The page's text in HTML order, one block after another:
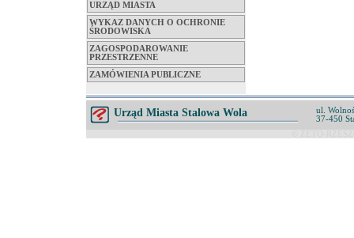
URZĄD MIASTA
WYKAZ DANYCH O OCHRONIE
ŚRODOWISKA
ZAGOSPODAROWANIE
PRZESTRZENNE
ZAMÓWIENIA PUBLICZNE
Urząd Miasta Stalowa Wola
ul.
37-450